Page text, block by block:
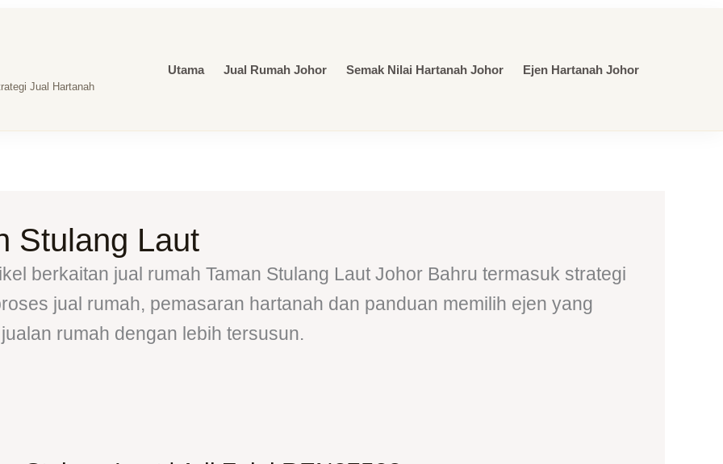
Jual Hartanah
Utama Jual Rumah Johor Semak Nilai Hartanah Johor Ejen Hartanah Johor
Stulang Laut
berkaitan jual rumah Taman Stulang Laut Johor Bahru termasuk strategi
jual rumah, pemasaran hartanah dan panduan memilih ejen yang
rumah dengan lebih tersusun.